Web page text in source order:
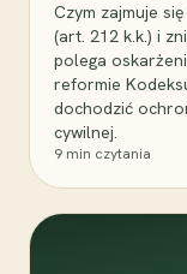
Czym zajmuje
(art. 212 k.k.) i
polega
reformie
dochodzić
cywilnej.
9 min czytania